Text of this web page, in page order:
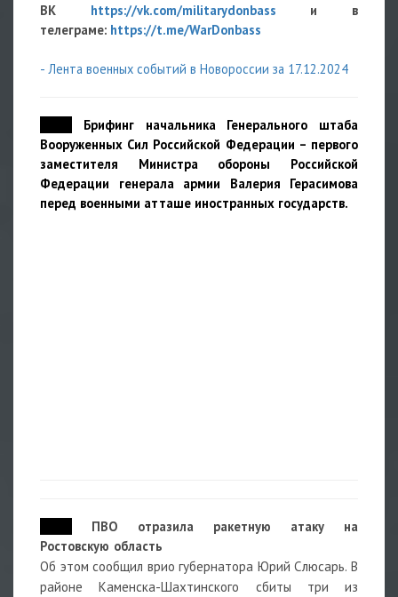
ВК https://vk.com/militarydonbass и в
телеграме: https://t.me/WarDonbass
- Лента военных событий в Новороссии за 17.12.2024
Брифинг начальника Генерального штаба
Вооруженных Сил Российской Федерации – первого
заместителя Министра обороны Российской
Федерации генерала армии Валерия Герасимова
перед военными атташе иностранных государств.
ПВО отразила ракетную атаку на
Ростовскую область
Об этом сообщил врио губернатора Юрий Слюсарь. В
районе Каменска-Шахтинского сбиты три из